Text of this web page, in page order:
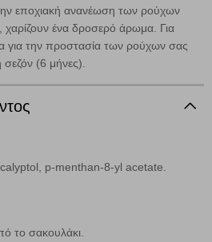
εποχιακή ανανέωση των ρούχων
χαρίζουν ένα δροσερό άρωμα. Για
για την προστασία των ρούχων σας
(6 μήνες).
p-menthan-8-yl acetate.
το σακουλάκι.
ρυθμίσεων